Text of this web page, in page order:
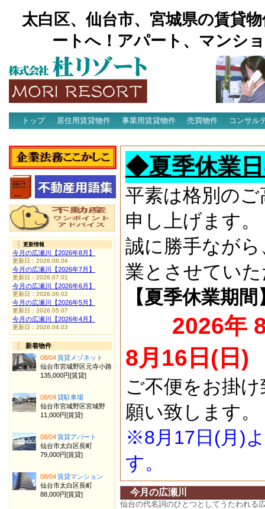
太白区、仙台市、宮城県の賃貸
ートへ！アパート、マンシ
トップ 居住用賃貸物件 事業用賃貸物件 売買物件
コンサル
◆夏季休業
平素は格別の
申し上げます。
誠に勝手なが
業とさせてい
【夏季休業期間
2026年
8月16日(日)
ご不便をお掛
願い致します。
※8月17日(月)
す。
今月の広瀬川
仙台の代名詞のひとつとしてうたわれる
更新情報
今月の広瀬川【2026年8月】
更新日：2026.08.04
今月の広瀬川【2026年7月】
更新日：2026.07.01
今月の広瀬川【2026年6月】
更新日：2026.06.02
今月の広瀬川【2026年5月】
更新日：2026.05.07
今月の広瀬川【2026年4月】
更新日：2026.04.03
新着物件
08/04賃貸メゾネット
仙台市宮城野区元寺小路
135,000円[賃貸]
08/04貸駐車場
仙台市宮城野区宮城野
11,000円[賃貸]
08/04賃貸アパート
仙台市太白区長町
79,000円[賃貸]
08/04賃貸マンション
仙台市太白区長町
88,000円[賃貸]